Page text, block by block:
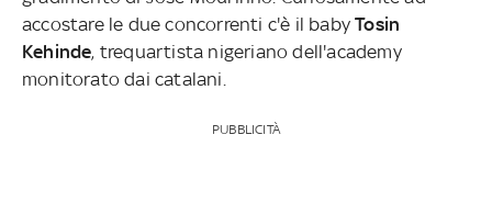
accostare le due concorrenti c'è il babyTosin
Kehinde, trequartista nigeriano dell'academy
monitorato dai catalani.
PUBBLICITÀ